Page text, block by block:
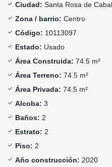
Ciudad: Santa Rosa de Cabal
Zona / barrio: Centro
Código: 10113097
Estado: Usado
Área Construida: 74.5 m²
Área Terreno: 74.5 m²
Área Privada: 74.5 m²
Alcoba: 3
Baños: 2
Estrato: 2
Piso: 2
Año construcción: 2020